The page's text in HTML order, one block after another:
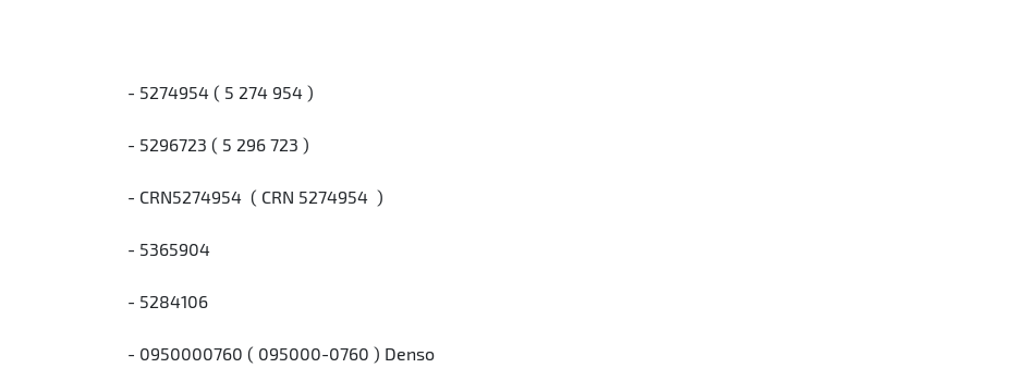
- 5274954 ( 5 274 954 )
- 5296723 ( 5 296 723 )
- CRN5274954 ( CRN 5274954 )
- 5365904
- 5284106
- 0950000760 ( 095000-0760 ) Denso